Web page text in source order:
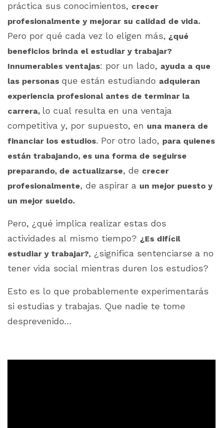
práctica sus conocimientos, crecer
profesionalmente y mejorar su calidad de vida.
Pero por qué cada vez lo eligen más, ¿qué
beneficios brinda el estudiar y trabajar?
Innumerables ventajas: por un lado, ayuda a que
las personas que están estudiando adquieran
experiencia profesional antes de terminar la
carrera, lo cual resulta en una ventaja
competitiva y, por supuesto, en una manera de
financiar los estudios. Por otro lado, para quienes
están trabajando, es una forma de seguirse
preparando, de actualizarse, de crecer
profesionalmente, de aspirar a un mejor puesto y
un mejor sueldo.
Pero, ¿qué implica realizar estas dos
actividades al mismo tiempo? ¿Es difícil
estudiar y trabajar?, ¿significa sentenciarse a no
tener vida social mientras duren los estudios?
Esto es lo que probablemente experimentarás
si estudias y trabajas. Que nadie te tome
desprevenido…